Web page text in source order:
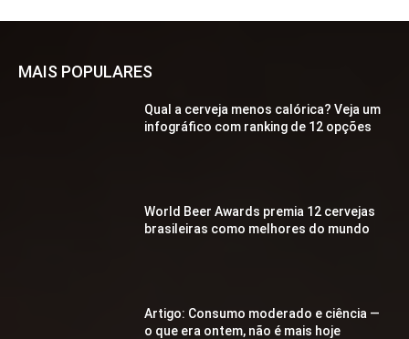
MAIS POPULARES
Qual a cerveja menos calórica? Veja um
infográfico com ranking de 12 opções
World Beer Awards premia 12 cervejas
brasileiras como melhores do mundo
Artigo: Consumo moderado e ciência —
o que era ontem, não é mais hoje